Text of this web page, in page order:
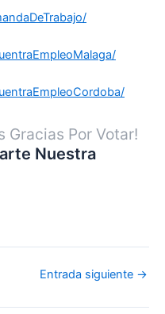
Gracias Por Votar!
Nuestra
Entrada siguiente →